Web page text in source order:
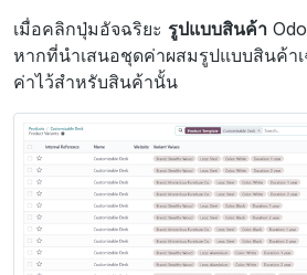
เมื่อคลิกปุ่มอัจฉริยะ รูปแบบสินค้า
หากที่นำเสนอชุดค่าผสมรูปแบบสินค้า
ค่าไว้สำหรับสินค้านั้น